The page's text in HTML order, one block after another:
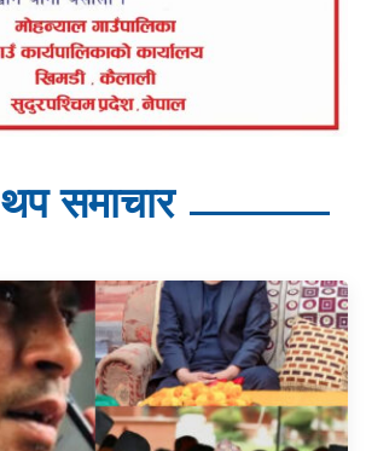
थप समाचार